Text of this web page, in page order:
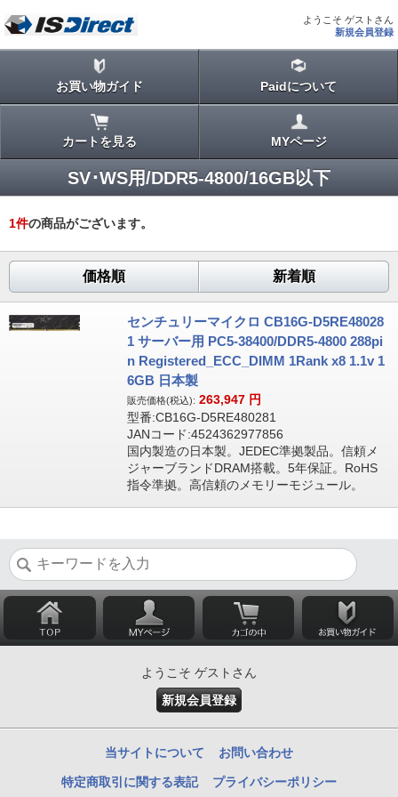
ようこそ ゲストさん
新規会員登録
お買い物ガイド Paidについて
カートを見る MYページ
SV･WS用/DDR5-4800/16GB以下
1件の商品がございます。
価格順 新着順
センチュリーマイクロ CB16G-D5RE48028
1 サーバー用 PC5-38400/DDR5-4800 288pi
n Registered_ECC_DIMM 1Rank x8 1.1v 1
6GB 日本製
販売価格(税込): 263,947 円
型番:CB16G-D5RE480281
JANコード:4524362977856
国内製造の日本製。JEDEC準拠製品。信頼メ
ジャーブランドDRAM搭載。5年保証。RoHS
指令準拠。高信頼のメモリーモジュール。
ようこそ ゲストさん
新規会員登録
当サイトについて お問い合わせ
特定商取引に関する表記 プライバシーポリシー